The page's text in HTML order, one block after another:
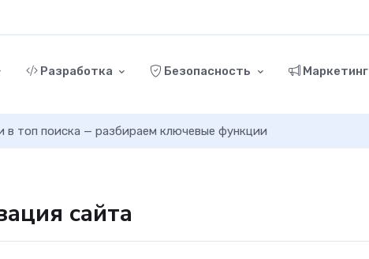
Разработка Безопасность Маркетинг
в топ поиска — разбираем ключевые функции
сайта